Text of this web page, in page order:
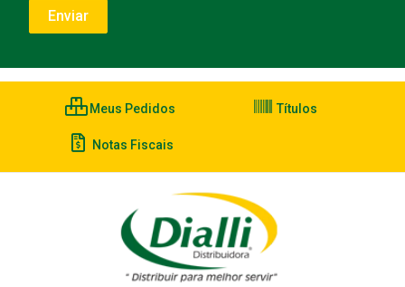
Meus Pedidos Títulos
Notas Fiscais